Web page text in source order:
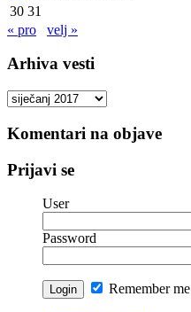
30 31
« pro
velj »
Arhiva vesti
Arhiva
Komentari na objave
Prijavi se
User
Password
Remember me